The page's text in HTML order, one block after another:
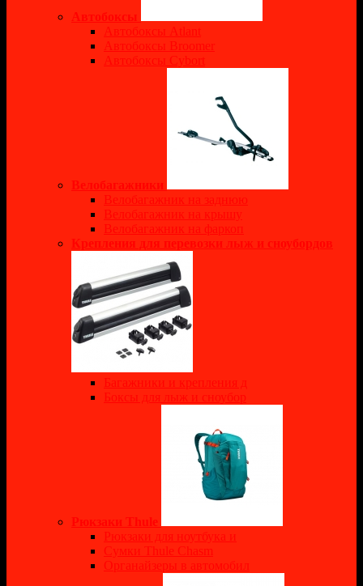
Автобоксы
Автобоксы Atlant
Автобоксы Broomer
Автобоксы Cybort
Велобагажники
Велобагажник на заднюю
Велобагажник на крышу
Велобагажник на фаркоп
Крепления для перевозки лыж и сноубордов
Багажники и крепления д
Боксы для лыж и сноубор
Рюкзаки Thule
Рюкзаки для ноутбука и
Сумки Thule Chasm
Органайзеры в автомобил